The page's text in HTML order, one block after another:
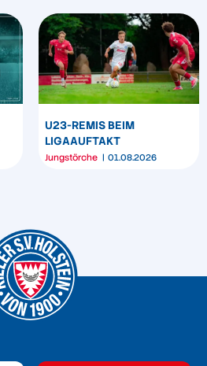
U23-REMIS BEIM
LIGAAUFTAKT
Jungstörche 01.08.2026